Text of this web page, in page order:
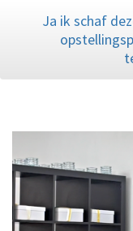
Ja ik schaf